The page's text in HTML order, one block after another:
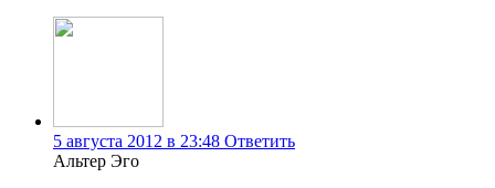
5 августа 2012 в 23:48 Ответить
Альтер Эго